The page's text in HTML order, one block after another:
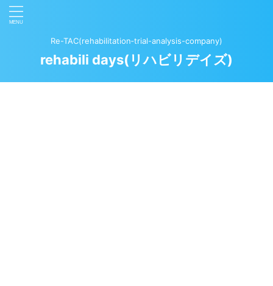
Re-TAC(rehabilitation‐trial-analysis-company)
rehabili days(リハビリデイズ)